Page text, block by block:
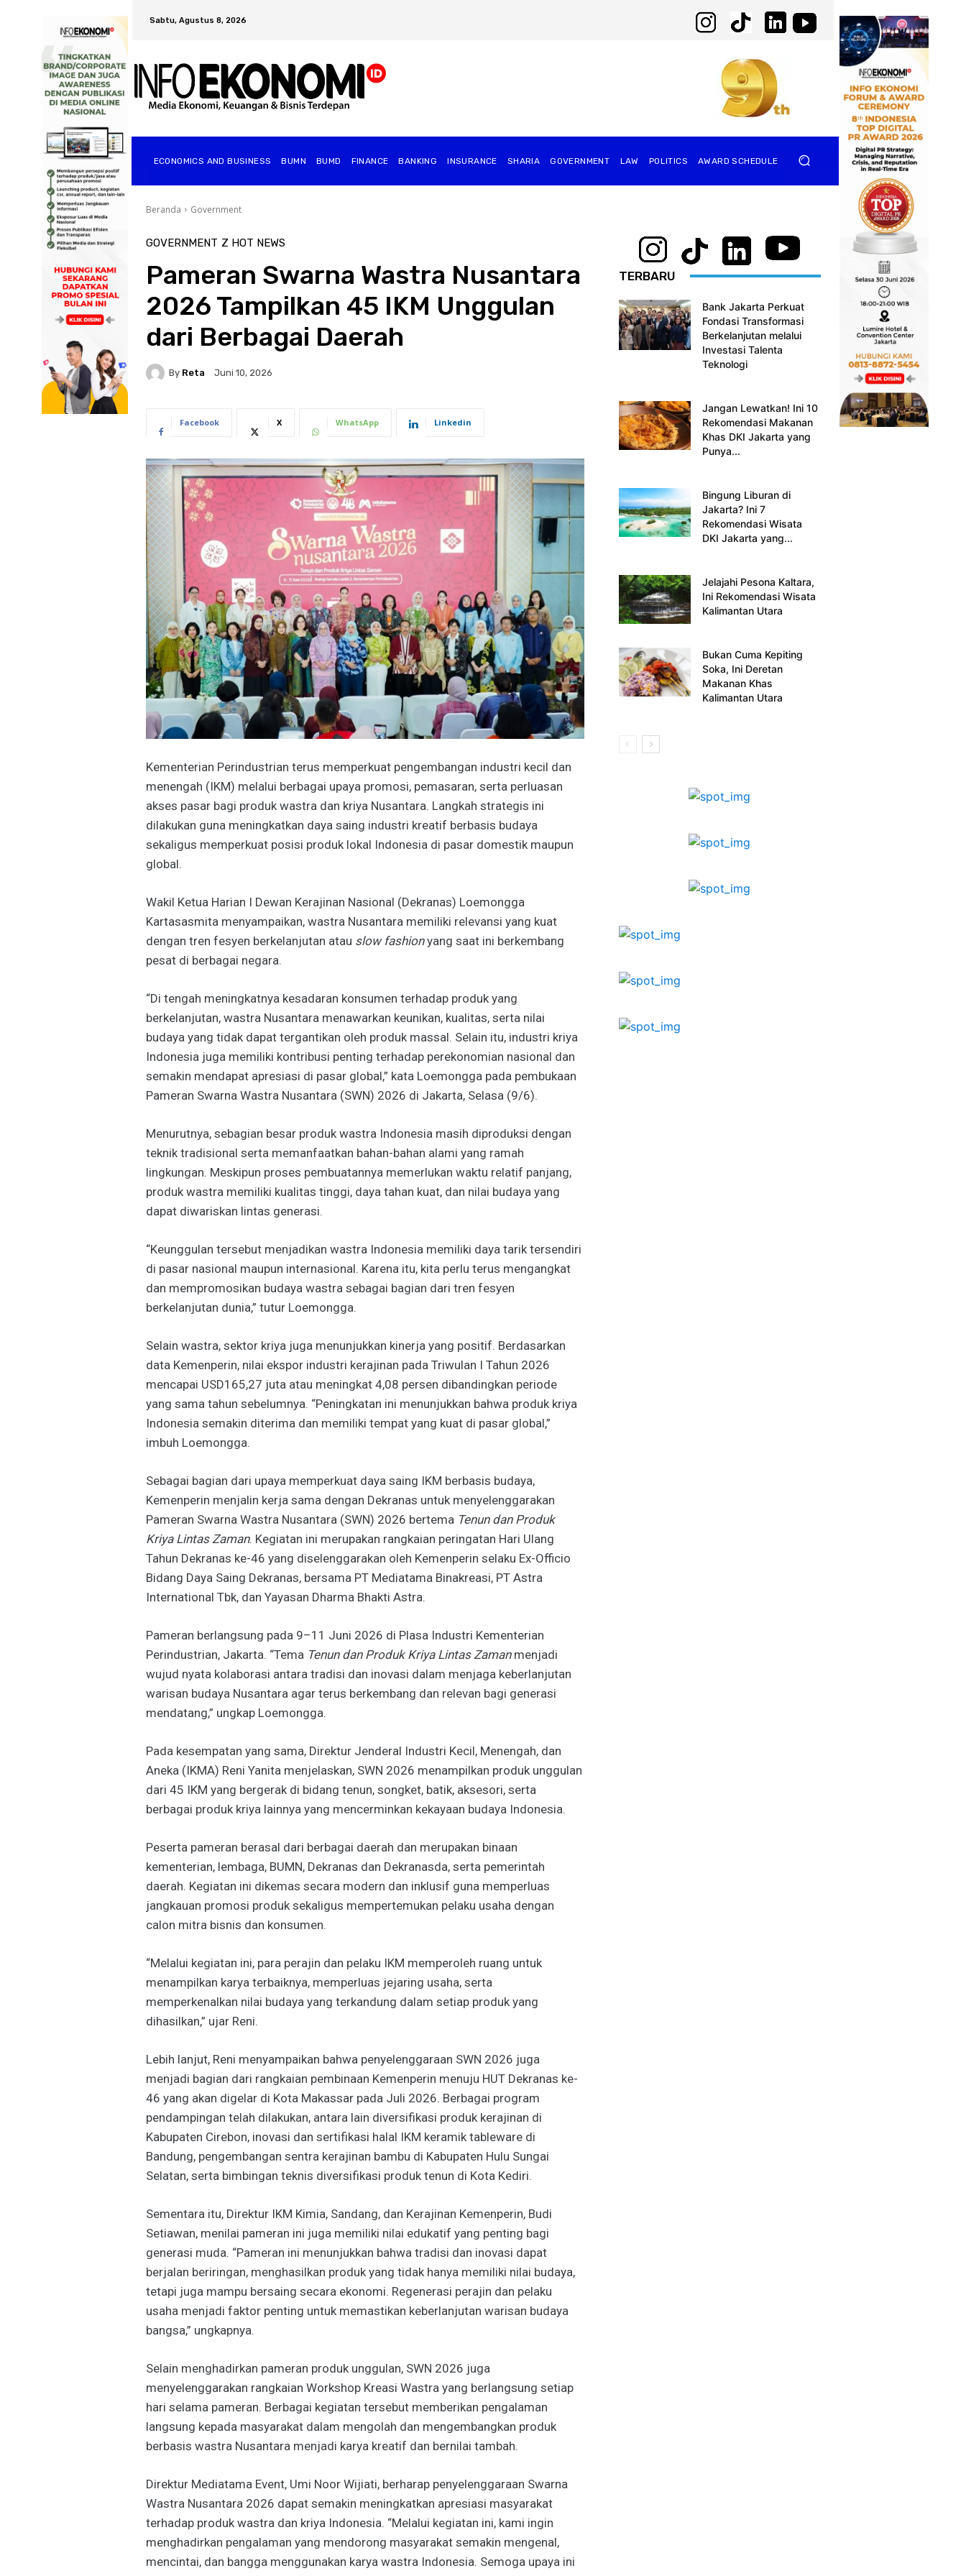
Sabtu, Agustus 8, 2026
ECONOMICS AND BUSINESS BUMN BUMD FINANCE BANKING INSURANCE SHARIA GOVERNMENT ⁠LAW POLITICS AWARD SCHEDULE
Beranda Government
GOVERNMENT Z HOT NEWS
Pameran Swarna Wastra Nusantara
2026 Tampilkan 45 IKM Unggulan
dari Berbagai Daerah
By Reta Juni 10, 2026
Facebook X WhatsApp Linkedin
Kementerian Perindustrian terus memperkuat pengembangan industri kecil dan
menengah (IKM) melalui berbagai upaya promosi, pemasaran, serta perluasan
akses pasar bagi produk wastra dan kriya Nusantara. Langkah strategis ini
dilakukan guna meningkatkan daya saing industri kreatif berbasis budaya
sekaligus memperkuat posisi produk lokal Indonesia di pasar domestik maupun
global.
Wakil Ketua Harian I Dewan Kerajinan Nasional (Dekranas) Loemongga
Kartasasmita menyampaikan, wastra Nusantara memiliki relevansi yang kuat
dengan tren fesyen berkelanjutan atau slow fashionyang saat ini berkembang
pesat di berbagai negara.
“Di tengah meningkatnya kesadaran konsumen terhadap produk yang
berkelanjutan, wastra Nusantara menawarkan keunikan, kualitas, serta nilai
budaya yang tidak dapat tergantikan oleh produk massal. Selain itu, industri kriya
Indonesia juga memiliki kontribusi penting terhadap perekonomian nasional dan
semakin mendapat apresiasi di pasar global,” kata Loemongga pada pembukaan
Pameran Swarna Wastra Nusantara (SWN) 2026 di Jakarta, Selasa (9/6).
Menurutnya, sebagian besar produk wastra Indonesia masih diproduksi dengan
teknik tradisional serta memanfaatkan bahan-bahan alami yang ramah
lingkungan. Meskipun proses pembuatannya memerlukan waktu relatif panjang,
produk wastra memiliki kualitas tinggi, daya tahan kuat, dan nilai budaya yang
dapat diwariskan lintas generasi.
“Keunggulan tersebut menjadikan wastra Indonesia memiliki daya tarik tersendiri
di pasar nasional maupun internasional. Karena itu, kita perlu terus mengangkat
dan mempromosikan budaya wastra sebagai bagian dari tren fesyen
berkelanjutan dunia,” tutur Loemongga.
Selain wastra, sektor kriya juga menunjukkan kinerja yang positif. Berdasarkan
data Kemenperin, nilai ekspor industri kerajinan pada Triwulan I Tahun 2026
mencapai USD165,27 juta atau meningkat 4,08 persen dibandingkan periode
yang sama tahun sebelumnya. “Peningkatan ini menunjukkan bahwa produk kriya
Indonesia semakin diterima dan memiliki tempat yang kuat di pasar global,”
imbuh Loemongga.
Sebagai bagian dari upaya memperkuat daya saing IKM berbasis budaya,
Kemenperin menjalin kerja sama dengan Dekranas untuk menyelenggarakan
Pameran Swarna Wastra Nusantara (SWN) 2026 bertema Tenun dan Produk
Kriya Lintas Zaman. Kegiatan ini merupakan rangkaian peringatan Hari Ulang
Tahun Dekranas ke-46 yang diselenggarakan oleh Kemenperin selaku Ex-Officio
Bidang Daya Saing Dekranas, bersama PT Mediatama Binakreasi, PT Astra
International Tbk, dan Yayasan Dharma Bhakti Astra.
Pameran berlangsung pada 9–11 Juni 2026 di Plasa Industri Kementerian
Perindustrian, Jakarta. “Tema Tenun dan Produk Kriya Lintas Zamanmenjadi
wujud nyata kolaborasi antara tradisi dan inovasi dalam menjaga keberlanjutan
warisan budaya Nusantara agar terus berkembang dan relevan bagi generasi
mendatang,” ungkap Loemongga.
Pada kesempatan yang sama, Direktur Jenderal Industri Kecil, Menengah, dan
Aneka (IKMA) Reni Yanita menjelaskan, SWN 2026 menampilkan produk unggulan
dari 45 IKM yang bergerak di bidang tenun, songket, batik, aksesori, serta
berbagai produk kriya lainnya yang mencerminkan kekayaan budaya Indonesia.
Peserta pameran berasal dari berbagai daerah dan merupakan binaan
kementerian, lembaga, BUMN, Dekranas dan Dekranasda, serta pemerintah
daerah. Kegiatan ini dikemas secara modern dan inklusif guna memperluas
jangkauan promosi produk sekaligus mempertemukan pelaku usaha dengan
calon mitra bisnis dan konsumen.
“Melalui kegiatan ini, para perajin dan pelaku IKM memperoleh ruang untuk
menampilkan karya terbaiknya, memperluas jejaring usaha, serta
memperkenalkan nilai budaya yang terkandung dalam setiap produk yang
dihasilkan,” ujar Reni.
Lebih lanjut, Reni menyampaikan bahwa penyelenggaraan SWN 2026 juga
menjadi bagian dari rangkaian pembinaan Kemenperin menuju HUT Dekranas ke-
46 yang akan digelar di Kota Makassar pada Juli 2026. Berbagai program
pendampingan telah dilakukan, antara lain diversifikasi produk kerajinan di
Kabupaten Cirebon, inovasi dan sertifikasi halal IKM keramik tableware di
Bandung, pengembangan sentra kerajinan bambu di Kabupaten Hulu Sungai
Selatan, serta bimbingan teknis diversifikasi produk tenun di Kota Kediri.
Sementara itu, Direktur IKM Kimia, Sandang, dan Kerajinan Kemenperin, Budi
Setiawan, menilai pameran ini juga memiliki nilai edukatif yang penting bagi
generasi muda. “Pameran ini menunjukkan bahwa tradisi dan inovasi dapat
berjalan beriringan, menghasilkan produk yang tidak hanya memiliki nilai budaya,
tetapi juga mampu bersaing secara ekonomi. Regenerasi perajin dan pelaku
usaha menjadi faktor penting untuk memastikan keberlanjutan warisan budaya
bangsa,” ungkapnya.
Selain menghadirkan pameran produk unggulan, SWN 2026 juga
menyelenggarakan rangkaian Workshop Kreasi Wastra yang berlangsung setiap
hari selama pameran. Berbagai kegiatan tersebut memberikan pengalaman
langsung kepada masyarakat dalam mengolah dan mengembangkan produk
berbasis wastra Nusantara menjadi karya kreatif dan bernilai tambah.
Direktur Mediatama Event, Umi Noor Wijiati, berharap penyelenggaraan Swarna
Wastra Nusantara 2026 dapat semakin meningkatkan apresiasi masyarakat
terhadap produk wastra dan kriya Indonesia. “Melalui kegiatan ini, kami ingin
menghadirkan pengalaman yang mendorong masyarakat semakin mengenal,
mencintai, dan bangga menggunakan karya wastra Indonesia. Semoga upaya ini
TERBARU
Bank Jakarta Perkuat
Fondasi Transformasi
Berkelanjutan melalui
Investasi Talenta
Teknologi
Jangan Lewatkan! Ini 10
Rekomendasi Makanan
Khas DKI Jakarta yang
Punya...
Bingung Liburan di
Jakarta? Ini 7
Rekomendasi Wisata
DKI Jakarta yang...
Jelajahi Pesona Kaltara,
Ini Rekomendasi Wisata
Kalimantan Utara
Bukan Cuma Kepiting
Soka, Ini Deretan
Makanan Khas
Kalimantan Utara